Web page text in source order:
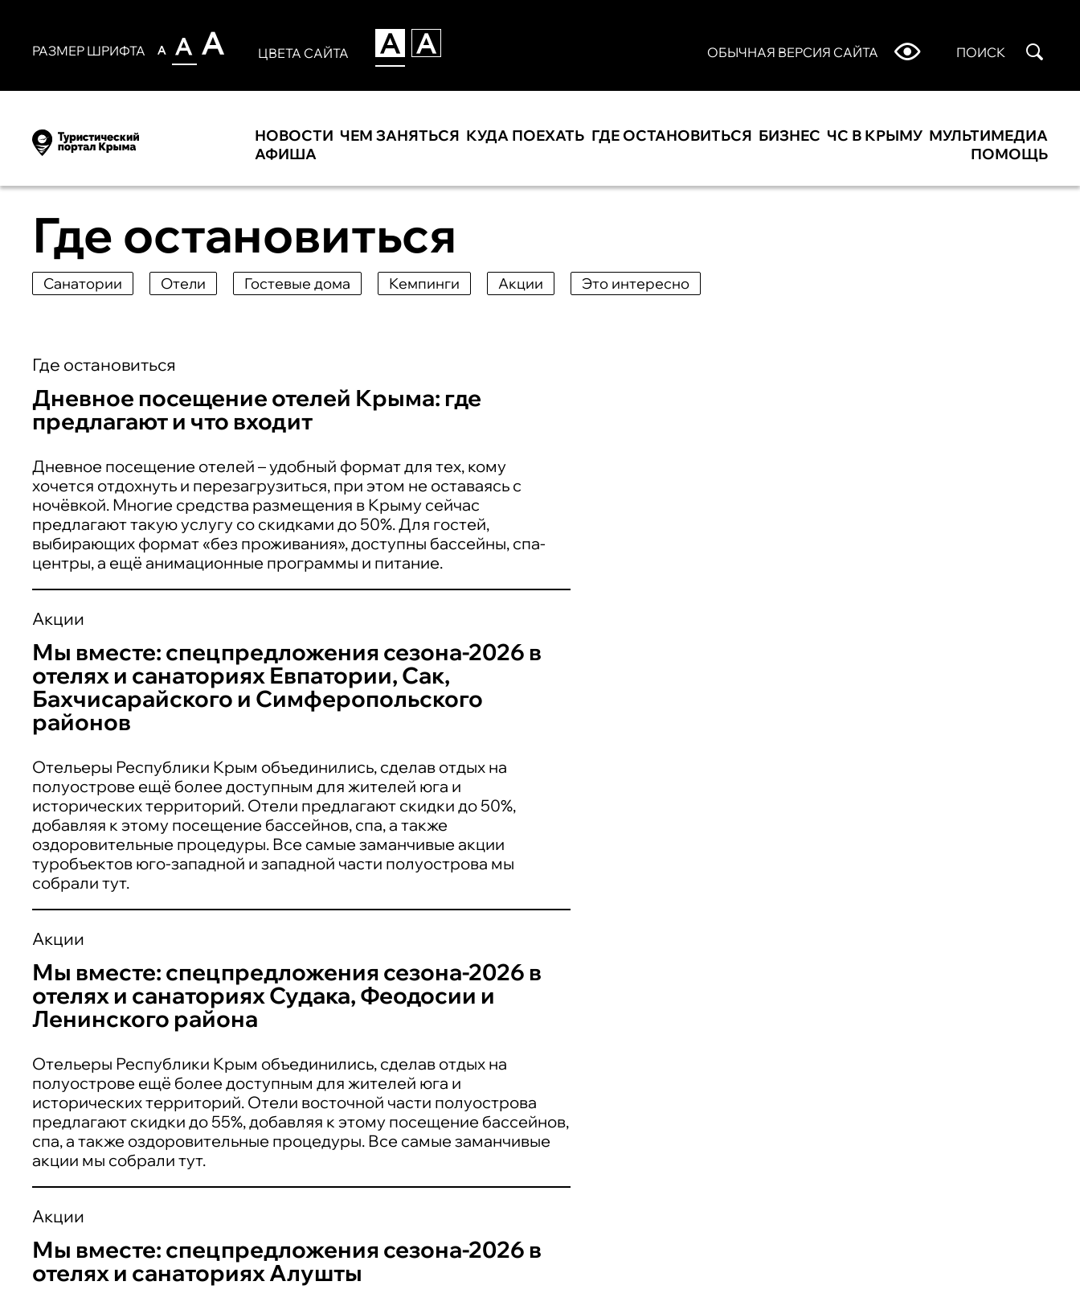
РАЗМЕР ШРИФТА ЦВЕТА САЙТА ОБЫЧНАЯ ВЕРСИЯ САЙТА ПОИСК
НОВОСТИ ЧЕМ ЗАНЯТЬСЯ КУДА ПОЕХАТЬ ГДЕ ОСТАНОВИТЬСЯ БИЗНЕС ЧС В КРЫМУ МУЛЬТИМЕДИА
АФИША
ПОМОЩЬ
Где остановиться
Санатории Отели Гостевые дома Кемпинги Акции Это интересно
Где остановиться
Дневное посещение отелей Крыма: где
предлагают и что входит
Дневное посещение отелей – удобный формат для тех, кому
хочется отдохнуть и перезагрузиться, при этом не оставаясь с
ночёвкой. Многие средства размещения в Крыму сейчас
предлагают такую услугу со скидками до 50%. Для гостей,
выбирающих формат «без проживания», доступны бассейны, спа-
центры, а ещё анимационные программы и питание.
Акции
Мы вместе: спецпредложения сезона-2026 в
отелях и санаториях Евпатории, Сак,
Бахчисарайского и Симферопольского
районов
Отельеры Республики Крым объединились, сделав отдых на
полуострове ещё более доступным для жителей юга и
исторических территорий. Отели предлагают скидки до 50%,
добавляя к этому посещение бассейнов, спа, а также
оздоровительные процедуры. Все самые заманчивые акции
туробъектов юго-западной и западной части полуострова мы
собрали тут.
Акции
Мы вместе: спецпредложения сезона-2026 в
отелях и санаториях Судака, Феодосии и
Ленинского района
Отельеры Республики Крым объединились, сделав отдых на
полуострове ещё более доступным для жителей юга и
исторических территорий. Отели восточной части полуострова
предлагают скидки до 55%, добавляя к этому посещение бассейнов,
спа, а также оздоровительные процедуры. Все самые заманчивые
акции мы собрали тут.
Акции
Мы вместе: спецпредложения сезона-2026 в
отелях и санаториях Алушты